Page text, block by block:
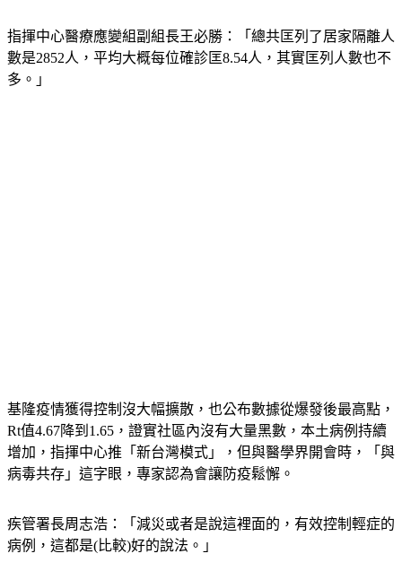
指揮中心醫療應變組副組長王必勝：「總共匡列了居家隔離人
數是2852人，平均大概每位確診匡8.54人，其實匡列人數也不
多。」
基隆疫情獲得控制沒大幅擴散，也公布數據從爆發後最高點，
Rt值4.67降到1.65，證實社區內沒有大量黑數，本土病例持續
增加，指揮中心推「新台灣模式」，但與醫學界開會時，「與
病毒共存」這字眼，專家認為會讓防疫鬆懈。
疾管署長周志浩：「減災或者是說這裡面的，有效控制輕症的
病例，這都是(比較)好的說法。」